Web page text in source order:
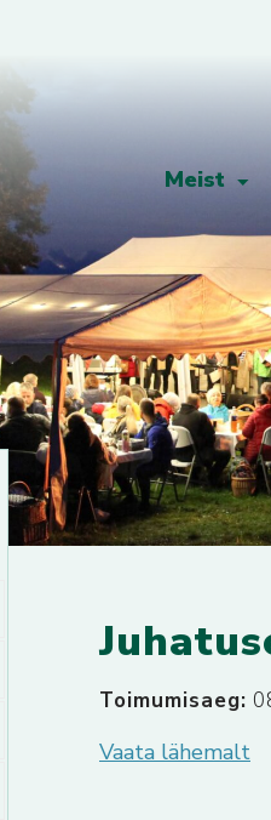
Meist
Toimumisaeg:
Vaata lähemalt